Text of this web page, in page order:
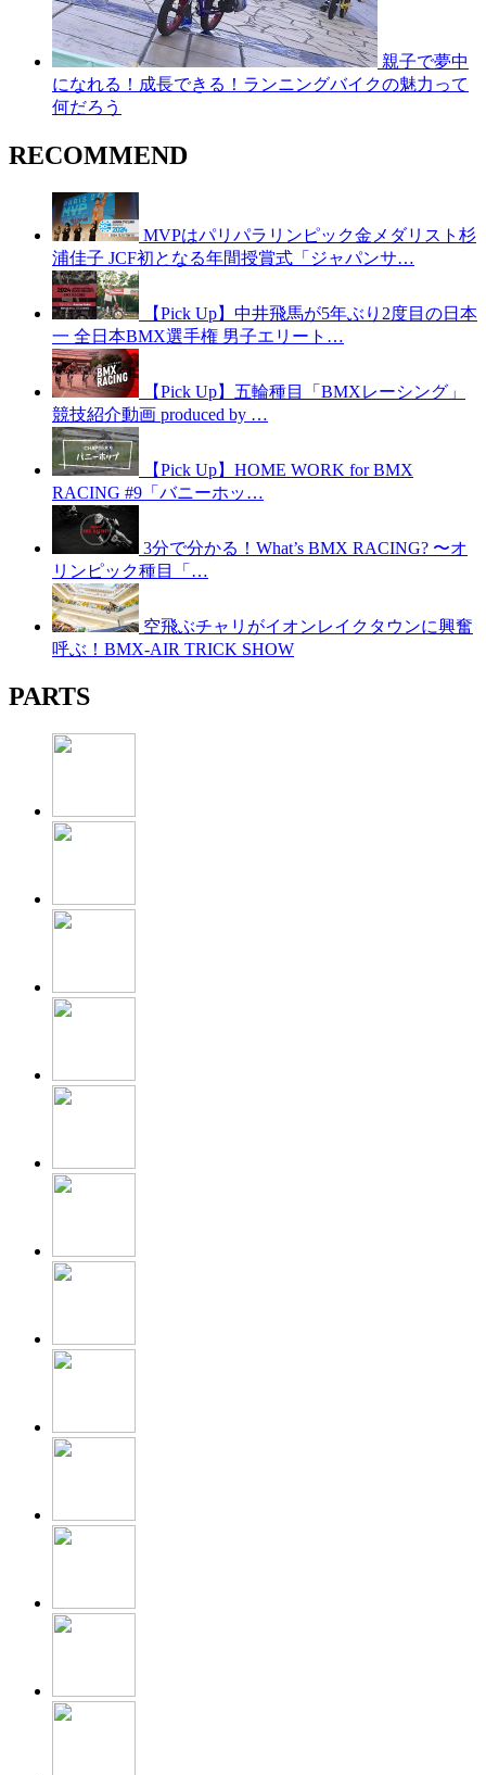
親子で夢中
になれる！成長できる！ランニングバイクの魅力って
何だろう
RECOMMEND
MVPはパリパラリンピック金メダリスト杉
浦佳子 JCF初となる年間授賞式「ジャパンサ…
【Pick Up】中井飛馬が5年ぶり2度目の日本
一 全日本BMX選手権 男子エリート…
【Pick Up】五輪種目「BMXレーシング」
競技紹介動画 produced by …
【Pick Up】HOME WORK for BMX
RACING #9「バニーホッ…
3分で分かる！What’s BMX RACING? 〜オ
リンピック種目「…
空飛ぶチャリがイオンレイクタウンに興奮
呼ぶ！BMX-AIR TRICK SHOW
PARTS